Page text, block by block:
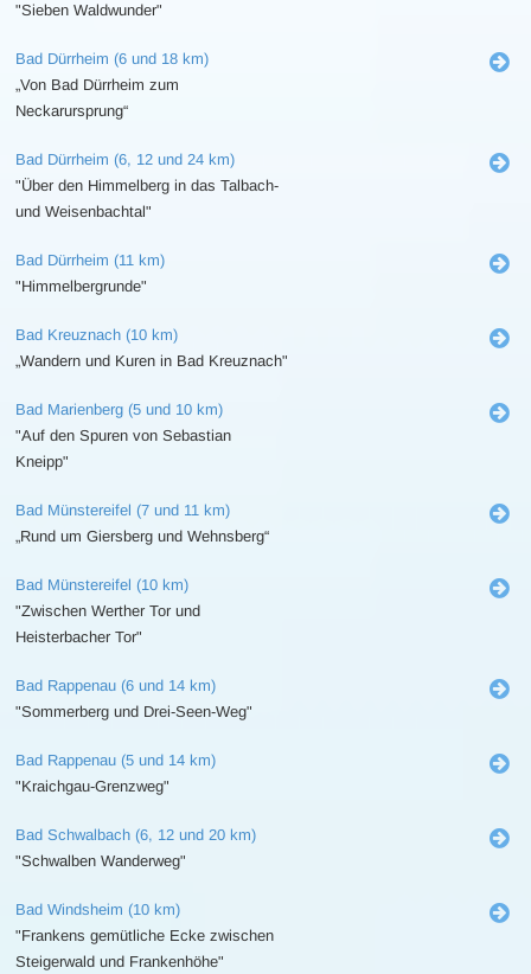
"Sieben Waldwunder"
Bad Dürrheim (6 und 18 km)
„Von Bad Dürrheim zum
Neckarursprung“
Bad Dürrheim (6, 12 und 24 km)
"Über den Himmelberg in das Talbach-
und Weisenbachtal"
Bad Dürrheim (11 km)
"Himmelbergrunde"
Bad Kreuznach (10 km)
„Wandern und Kuren in Bad Kreuznach"
Bad Marienberg (5 und 10 km)
"Auf den Spuren von Sebastian
Kneipp"
Bad Münstereifel (7 und 11 km)
„Rund um Giersberg und Wehnsberg“
Bad Münstereifel (10 km)
"Zwischen Werther Tor und
Heisterbacher Tor"
Bad Rappenau (6 und 14 km)
"Sommerberg und Drei-Seen-Weg"
Bad Rappenau (5 und 14 km)
"Kraichgau-Grenzweg"
Bad Schwalbach (6, 12 und 20 km)
"Schwalben Wanderweg"
Bad Windsheim (10 km)
"Frankens gemütliche Ecke zwischen
Steigerwald und Frankenhöhe"